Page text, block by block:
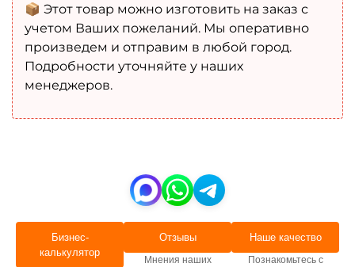
📦 Этот товар можно изготовить на заказ с
учетом Ваших пожеланий. Мы оперативно
произведем и отправим в любой город.
Подробности уточняйте у наших
менеджеров.
Бизнес-
калькулятор
Отзывы
Мнения наших
Наше качество
Познакомьтесь с